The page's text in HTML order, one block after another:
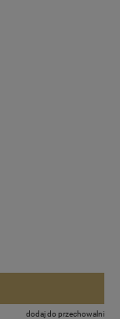
dodaj do przechowalni